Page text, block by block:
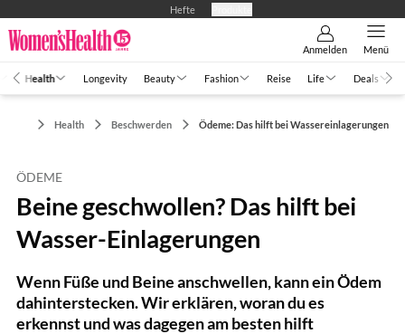
Hefte
Anmelden Menü
Health Longevity Beauty Fashion Reise Life Deals
Health Beschwerden Ödeme: Das hilft bei Wassereinlagerungen
ÖDEME
Beine geschwollen? Das hilft bei
Wasser-Einlagerungen
Wenn Füße und Beine anschwellen, kann ein Ödem
dahinterstecken. Wir erklären, woran du es
erkennst und was dagegen am besten hilft